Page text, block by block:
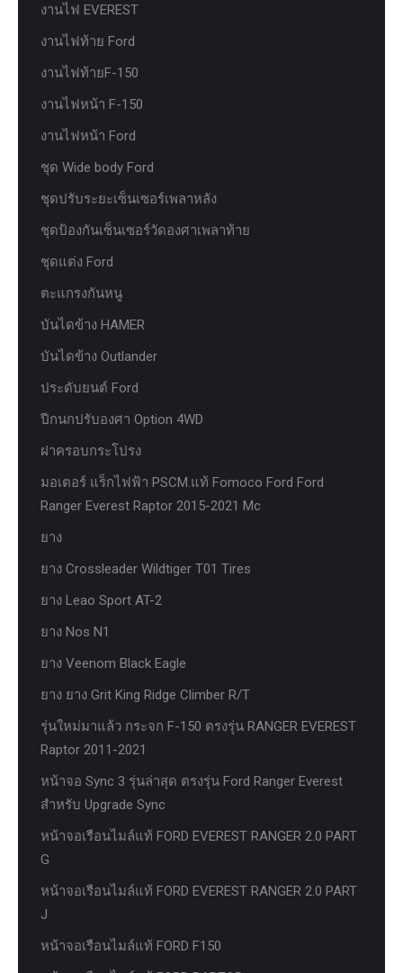
งานไฟ EVEREST
งานไฟท้าย Ford
งานไฟท้ายF-150
งานไฟหน้า F-150
งานไฟหน้า Ford
ชุด Wide body Ford
ชุดปรับระยะเซ็นเซอร์เพลาหลัง
ชุดป้องกันเซ็นเซอร์วัดองศาเพลาท้าย
ชุดแต่ง Ford
ตะแกรงกันหนู
บันไดข้าง HAMER
บันไดข้าง Outlander
ประดับยนต์ Ford
ปีกนกปรับองศา Option 4WD
ฝาครอบกระโปรง
มอเตอร์ แร็กไฟฟ้า PSCM.แท้ Fomoco Ford Ford
Ranger Everest Raptor 2015-2021 Mc
ยาง
ยาง Crossleader Wildtiger T01 Tires
ยาง Leao Sport AT-2
ยาง Nos N1
ยาง Veenom Black Eagle
ยาง ยาง Grit King Ridge Climber R/T
รุ่นใหม่มาแล้ว กระจก F-150 ตรงรุ่น RANGER EVEREST
Raptor 2011-2021
หน้าจอ Sync 3 รุ่นล่าสุด ตรงรุ่น Ford Ranger Everest
สำหรับ Upgrade Sync
หน้าจอเรือนไมล์แท้ FORD EVEREST RANGER 2.0 PART
G
หน้าจอเรือนไมล์แท้ FORD EVEREST RANGER 2.0 PART
J
หน้าจอเรือนไมล์แท้ FORD F150